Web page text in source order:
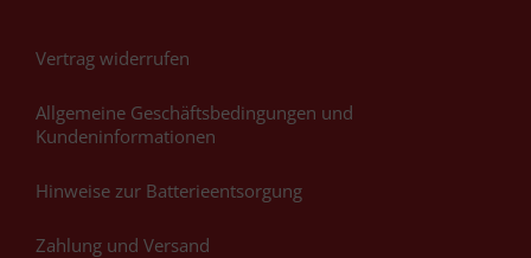
Vertrag widerrufen
Allgemeine Geschäftsbedingungen und
Kundeninformationen
Hinweise zur Batterieentsorgung
Zahlung und Versand